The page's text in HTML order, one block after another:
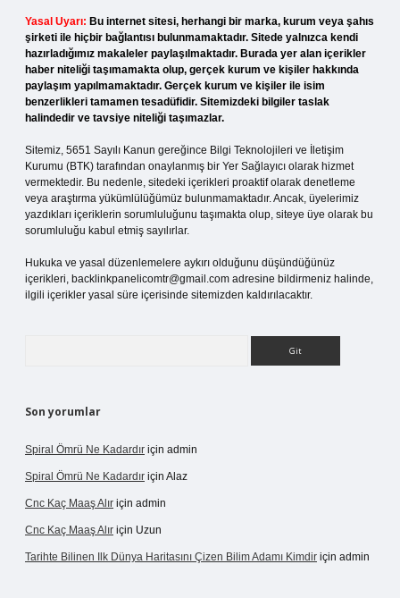
Yasal Uyarı: Bu internet sitesi, herhangi bir marka, kurum veya şahıs
şirketi ile hiçbir bağlantısı bulunmamaktadır. Sitede yalnızca kendi
hazırladığımız makaleler paylaşılmaktadır. Burada yer alan içerikler
haber niteliği taşımamakta olup, gerçek kurum ve kişiler hakkında
paylaşım yapılmamaktadır. Gerçek kurum ve kişiler ile isim
benzerlikleri tamamen tesadüfidir. Sitemizdeki bilgiler taslak
halindedir ve tavsiye niteliği taşımazlar.
Sitemiz, 5651 Sayılı Kanun gereğince Bilgi Teknolojileri ve İletişim
Kurumu (BTK) tarafından onaylanmış bir Yer Sağlayıcı olarak hizmet
vermektedir. Bu nedenle, sitedeki içerikleri proaktif olarak denetleme
veya araştırma yükümlülüğümüz bulunmamaktadır. Ancak, üyelerimiz
yazdıkları içeriklerin sorumluluğunu taşımakta olup, siteye üye olarak bu
sorumluluğu kabul etmiş sayılırlar.
Hukuka ve yasal düzenlemelere aykırı olduğunu düşündüğünüz
içerikleri, backlinkpanelicomtr@gmail.com adresine bildirmeniz halinde,
ilgili içerikler yasal süre içerisinde sitemizden kaldırılacaktır.
Son yorumlar
Spiral Ömrü Ne Kadardır için admin
Spiral Ömrü Ne Kadardır için Alaz
Cnc Kaç Maaş Alır için admin
Cnc Kaç Maaş Alır için Uzun
Tarihte Bilinen Ilk Dünya Haritasını Çizen Bilim Adamı Kimdir için admin